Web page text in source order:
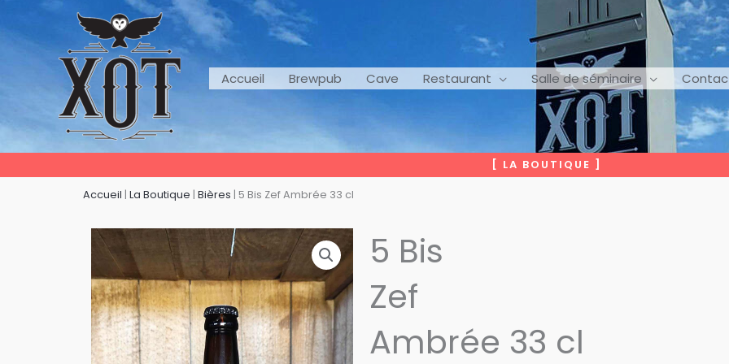
Accueil
Brewpub Cave Restaurant Salle de séminaire
[ LA BOUTIQUE ]
Accueil | La Boutique | Bières | 5 Bis Zef Ambrée 33 cl
5 Bis
Zef
Ambrée 33 cl